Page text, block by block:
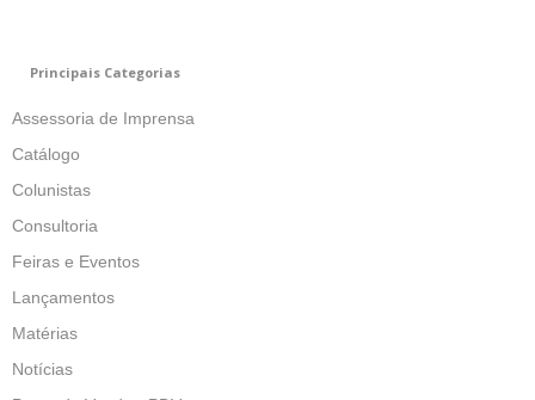
Principais Categorias
Assessoria de Imprensa
Catálogo
Colunistas
Consultoria
Feiras e Eventos
Lançamentos
Matérias
Notícias